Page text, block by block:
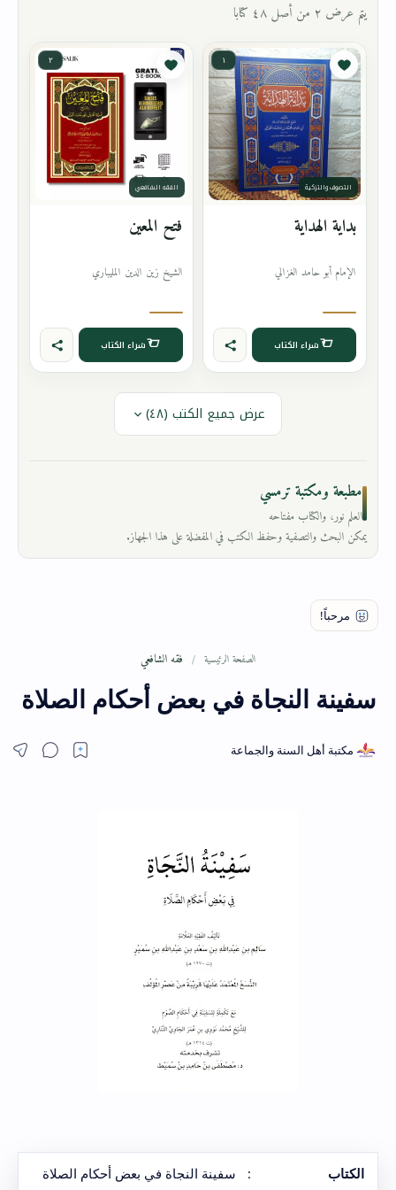
يتم عرض ٢ من أصل ٤٨ كتابا
١
التصوف والتزكية
بداية الهداية
الإمام أبو حامد الغزالي
شراء الكتاب
٢
الفقه الشافعي
فتح المعين
الشيخ زين الدين المليباري
شراء الكتاب
عرض جميع الكتب (٤٨)
مطبعة ومكتبة ترمسي
العلم نور، والكتاب مفتاحه
يمكن البحث والتصفية وحفظ الكتب في المفضلة على هذا الجهاز.
الصفحة الرئيسية فقه الشافعي
سفينة النجاة في بعض أحكام الصلاة
الكتاب : سفينة النجاة في بعض أحكام الصلاة